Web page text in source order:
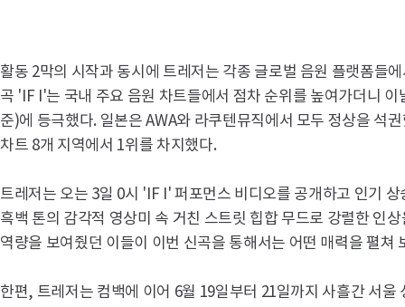
활동 2막의 시작과 동시에 트레저는 각종 글로벌 음원 플랫폼들
곡 'IF I'는 국내 주요 음원 차트들에서 점차 순위를 높여가더니
준)에 등극했다. 일본은 AWA와 라쿠텐뮤직에서 모두 정상을 석
차트 8개 지역에서 1위를 차지했다.
트레저는 오는 3일 0시 'IF I' 퍼포먼스 비디오를 공개하고 인기
흑백 톤의 감각적 영상미 속 거친 스트릿 힙합 무드로 강렬한 인
역량을 보여줬던 이들이 이번 신곡을 통해서는 어떤 매력을 펼쳐
한편, 트레저는 컴백에 이어 6월 19일부터 21일까지 사흘간 서